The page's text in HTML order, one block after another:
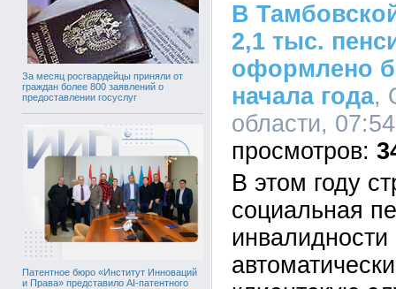
За месяц росгвардейцы приняли от
граждан более 800 заявлений о
предоставлении госуслуг
Патентное бюро «Институт Инноваций
и Права» представило AI-патентного
В
2,1 тыс.
оформлено
начала года,
области,
В этом году
социальная
инвалидности